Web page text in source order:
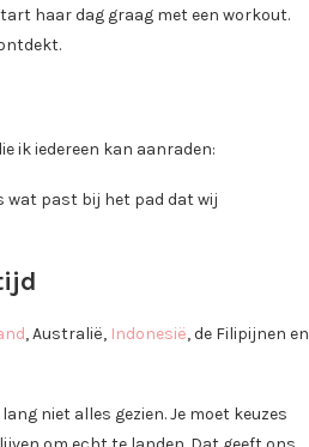
haar dag graag met een workout.
ik iedereen kan aanraden:
wat past bij het pad dat wij
, Australië, Indonesië, de Filipijnen en
niet alles gezien. Je moet keuzes